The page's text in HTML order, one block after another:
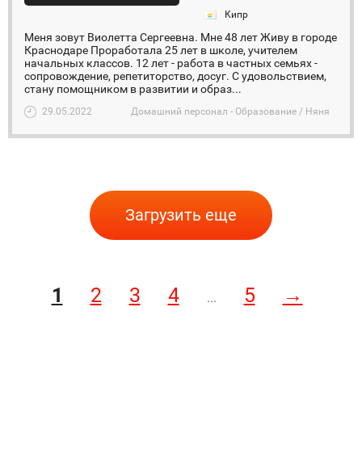
Кипр
Меня зовут Виолетта Сергеевна. Мне 48 лет Живу в городе
Краснодаре Проработала 25 лет в школе, учителем
начальных классов. 12 лет - работа в частных семьях -
сопровождение, репетиторство, досуг. С удовольствием,
стану помощником в развитии и образ...
29.05.2022 Домашний персонал - Образование / Няня
Загрузить еще
1 2 3 4 ... 5 →